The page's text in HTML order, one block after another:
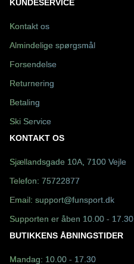
KUNDESERVICE
Kontakt os
Almindelige spørgsmål
Forsendelse
Returnering
Betaling
Ski Service
KONTAKT OS
Sjællandsgade 10A, 7100 Vejle
Telefon: 75722877
Email: support@funsport.dk
Supporten er åben 10.00 - 17.30
BUTIKKENS ÅBNINGSTIDER
Mandag: 10.00 - 17.30